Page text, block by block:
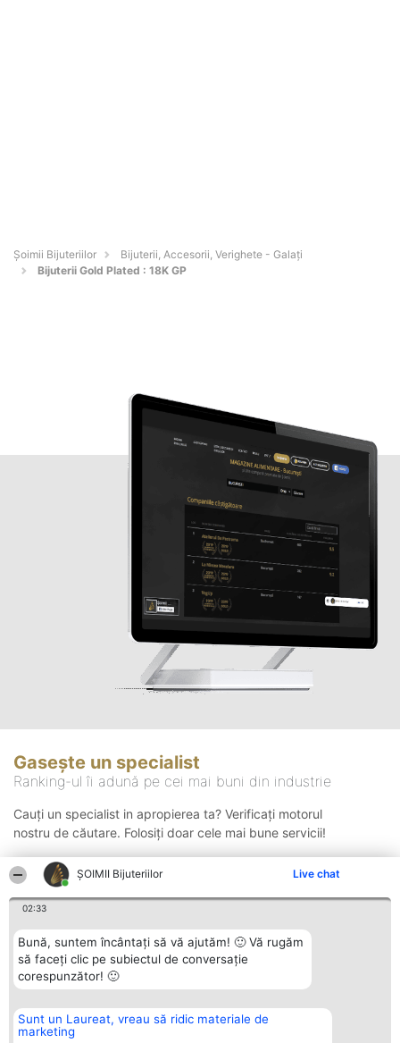
ŞOIMII Bijuteriilor Live chat
02:33
Bună, suntem încântați să vă ajutăm! 🙂 Vă rugăm
să faceți clic pe subiectul de conversație
corespunzător! 🙂
Sunt un Laureat, vreau să ridic materiale de
marketing
Şoimii Bijuteriilor
Bijuterii, Accesorii, Verighete - Galaţi
Bijuterii Gold Plated : 18K GP
Gasește un specialist
Ranking-ul îi adună pe cei mai buni din industrie
Cauți un specialist in apropierea ta? Verificați motorul
nostru de căutare. Folosiți doar cele mai bune servicii!
Organizator Ranking
BRIGHT SOLUTIONS BR SRL
Plebiscyt Contact